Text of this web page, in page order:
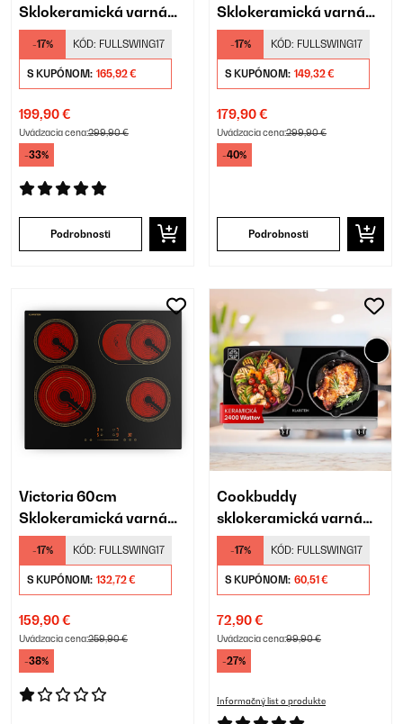
Sklokeramická varná
doska 4 Varné zóny
Čierna/strieborná
-17% KÓD: FULLSWING17
S KUPÓNOM: 165,92 €
199,90 €
Uvádzacia cena:299,90 €
-33%
Podrobnosti
Sklokeramická varná
doska 4 Varné zóny
Čierna
-17% KÓD: FULLSWING17
S KUPÓNOM: 149,32 €
179,90 €
Uvádzacia cena:299,90 €
-40%
Podrobnosti
Victoria 60cm
Sklokeramická varná
doska 4 Varné zóny
Čierna
-17% KÓD: FULLSWING17
S KUPÓNOM: 132,72 €
159,90 €
Uvádzacia cena:259,90 €
-38%
Cookbuddy
sklokeramická varná
doska
-17% KÓD: FULLSWING17
S KUPÓNOM: 60,51 €
72,90 €
Uvádzacia cena:99,90 €
-27%
Informačný list o produkte